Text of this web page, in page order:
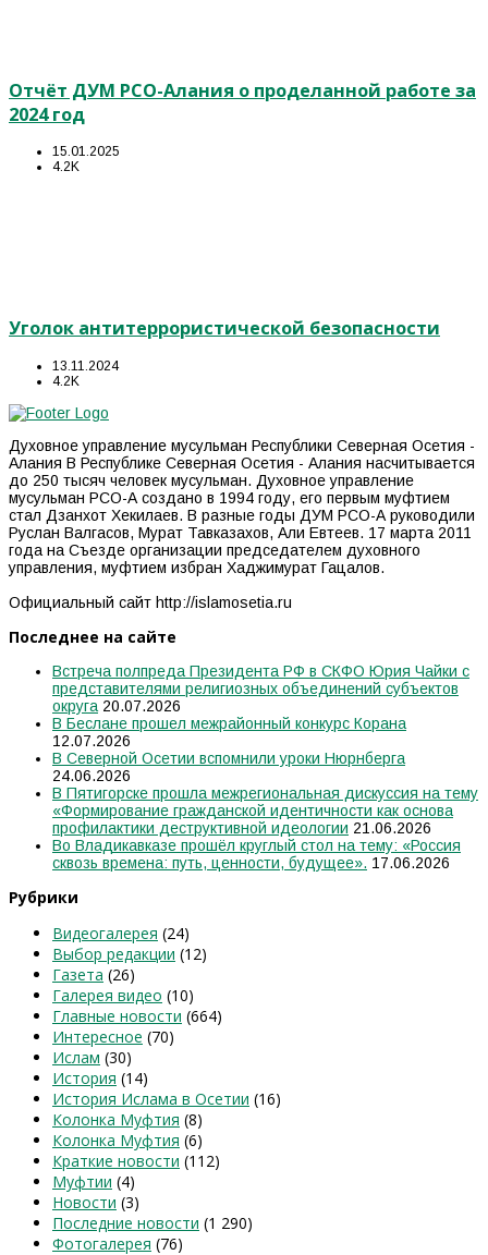
Отчёт ДУМ РСО-Алания о проделанной работе за
2024 год
15.01.2025
4.2K
Уголок антитеррористической безопасности
13.11.2024
4.2K
Духовное управление мусульман Республики Северная Осетия -
Алания В Республике Северная Осетия - Алания насчитывается
до 250 тысяч человек мусульман. Духовное управление
мусульман РСО-А создано в 1994 году, его первым муфтием
стал Дзанхот Хекилаев. В разные годы ДУМ РСО-А руководили
Руслан Валгасов, Мурат Тавказахов, Али Евтеев. 17 марта 2011
года на Съезде организации председателем духовного
управления, муфтием избран Хаджимурат Гацалов.
Официальный сайт http://islamosetia.ru
Последнее на сайте
Встреча полпреда Президента РФ в СКФО Юрия Чайки с
представителями религиозных объединений субъектов
округа 20.07.2026
В Беслане прошел межрайонный конкурс Корана
12.07.2026
В Северной Осетии вспомнили уроки Нюрнберга
24.06.2026
В Пятигорске прошла межрегиональная дискуссия на тему
«Формирование гражданской идентичности как основа
профилактики деструктивной идеологии 21.06.2026
Во Владикавказе прошёл круглый стол на тему: «Россия
сквозь времена: путь, ценности, будущее». 17.06.2026
Рубрики
Видеогалерея (24)
Выбор редакции (12)
Газета (26)
Галерея видео (10)
Главные новости (664)
Интересное (70)
Ислам (30)
История (14)
История Ислама в Осетии (16)
Колонка Муфтия (8)
Колонка Муфтия (6)
Краткие новости (112)
Муфтии (4)
Новости (3)
Последние новости (1 290)
Фотогалерея (76)